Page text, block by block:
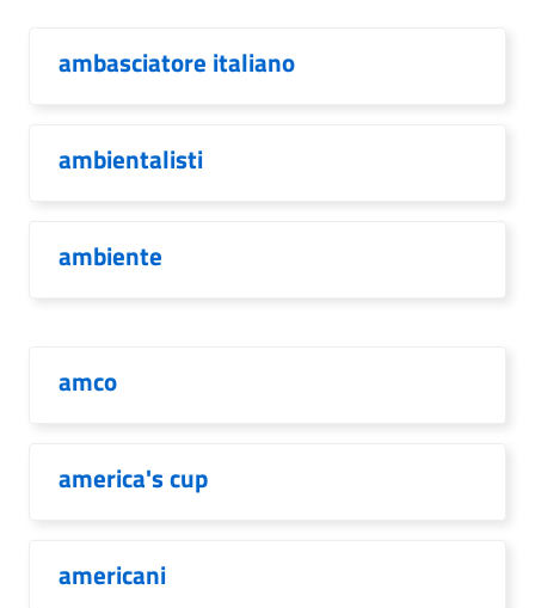
ambasciatore italiano
ambientalisti
ambiente
amco
america's cup
americani